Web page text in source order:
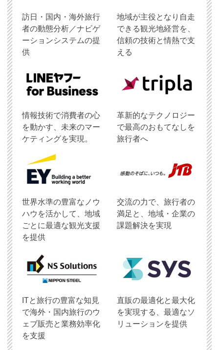
訪日・国内・海外旅行
者の動態分析／ナビゲ
ーションシステムの提
供
地域が主役となり自走
できる観光地経営を、
信頼の技術と情熱で支
える
情報技術で消費者の心
を動かす、未来のマー
ケティングを実現。
革新的なテクノロジー
で最高のおもてなしを
旅行者へ
世界水準の豊富なノウ
ハウを活かして、地域
ごとに最適な観光支援
を提供
交流の力で、旅行者の
満足と、地域・企業の
課題解決を実現
ITと旅行の豊富な知見
で海外・国内旅行のウ
ェブ販売と業務効率化
を支援
直販の最適化と最大化
を実現する、最適なソ
リューションを提供